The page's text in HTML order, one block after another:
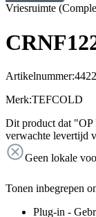
Vriesruimte
Artikelnummer:
Merk:TEFCOLD
Dit product dat
verwachte levertijd
Geen lokale
Tonen inbegrepen
Plug-in -